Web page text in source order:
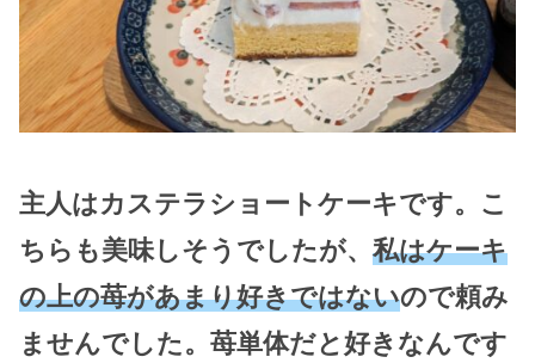
主人はカステラショートケーキです。こ
ちらも美味しそうでしたが、 私はケーキ
の上の苺があまり好きではないので頼み
ませんでした。苺単体だと好きなんです